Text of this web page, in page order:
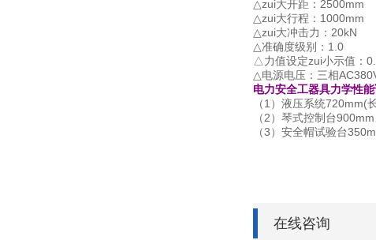
△zui大开距：2500mm
△zui大行程：1000mm
△zui大冲击力：20kN
△准确度级别：1.0
△力值设定zui小示值：
△电源电压：三相
电力安全工器具力学性
（1）液压系统
（2）琴式控制台
（3）安全帽试验台
在线咨询